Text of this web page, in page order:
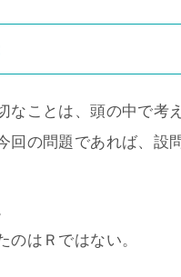
なことは、頭の中で考
回の問題であれば、設
はＲではない。